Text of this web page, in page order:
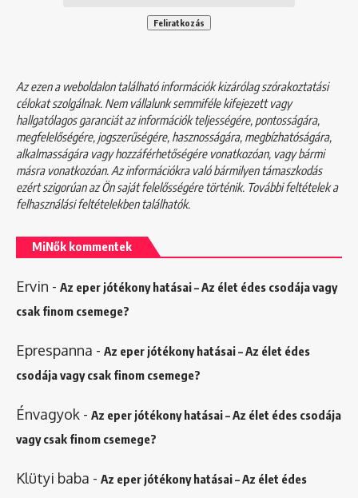
Az ezen a weboldalon található információk kizárólag szórakoztatási
célokat szolgálnak. Nem vállalunk semmiféle kifejezett vagy
hallgatólagos garanciát az információk teljességére, pontosságára,
megfelelőségére, jogszerűségére, hasznosságára, megbízhatóságára,
alkalmasságára vagy hozzáférhetőségére vonatkozóan, vagy bármi
másra vonatkozóan. Az információkra való bármilyen támaszkodás
ezért szigorúan az Ön saját felelősségére történik. További feltételek a
felhasználási feltételekbentalálhatók.
MiNők kommentek
Ervin - Az eper jótékony hatásai – Az élet édes csodája vagy
csak finom csemege?
Eprespanna - Az eper jótékony hatásai – Az élet édes
csodája vagy csak finom csemege?
Énvagyok - Az eper jótékony hatásai – Az élet édes csodája
vagy csak finom csemege?
Klütyi baba - Az eper jótékony hatásai – Az élet édes